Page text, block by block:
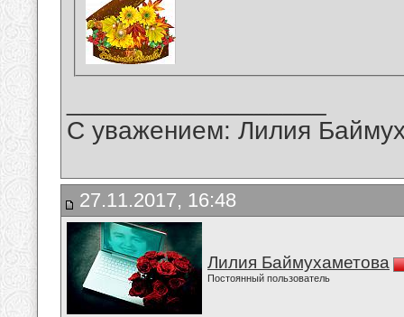
С уважением: Лилия
27.11.2017, 16:48
Лилия Баймухаметова
Постоянный пользователь